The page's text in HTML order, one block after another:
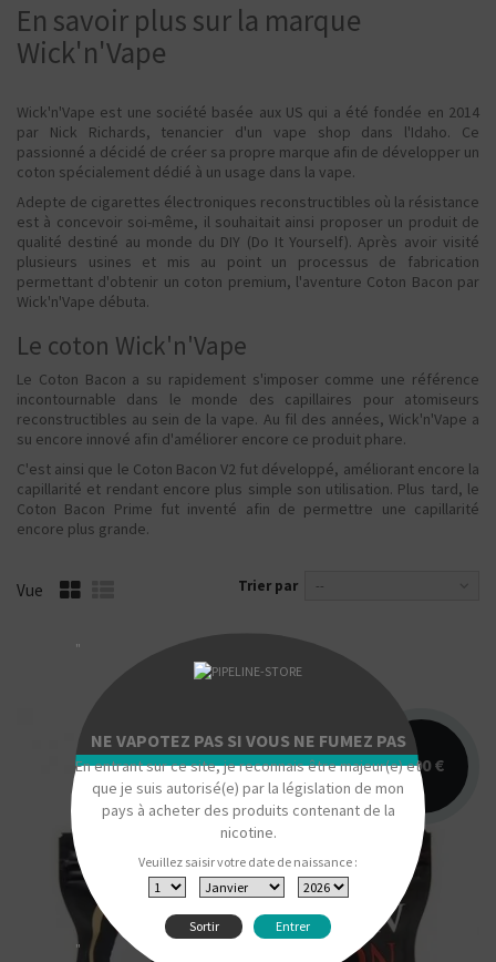
En savoir plus sur la marque
Wick'n'Vape
Wick'n'Vape est une société basée aux US qui a été fondée en 2014
par Nick Richards, tenancier d'un vape shop dans l'Idaho. Ce
passionné a décidé de créer sa propre marque afin de développer un
coton spécialement dédié à un usage dans la vape.
Adepte de cigarettes électroniques reconstructibles où la résistance
est à concevoir soi-même, il souhaitait ainsi proposer un produit de
qualité destiné au monde du DIY (Do It Yourself). Après avoir visité
plusieurs usines et mis au point un processus de fabrication
permettant d'obtenir un coton premium, l'aventure Coton Bacon par
Wick'n'Vape débuta.
Le coton Wick'n'Vape
Le Coton Bacon a su rapidement s'imposer comme une référence
incontournable dans le monde des capillaires pour atomiseurs
reconstructibles au sein de la vape. Au fil des années, Wick'n'Vape a
su encore innové afin d'améliorer encore ce produit phare.
C'est ainsi que le Coton Bacon V2 fut développé, améliorant encore la
capillarité et rendant encore plus simple son utilisation. Plus tard, le
Coton Bacon Prime fut inventé afin de permettre une capillarité
encore plus grande.
Vue Trier par --
4,90 €
"
NE VAPOTEZ PAS SI VOUS NE FUMEZ PAS
En entrant sur ce site, je reconnais être majeur(e) et
que je suis autorisé(e) par la législation de mon
pays à acheter des produits contenant de la
nicotine.
Veuillez saisir votre date de naissance :
Sortir
Entrer
"